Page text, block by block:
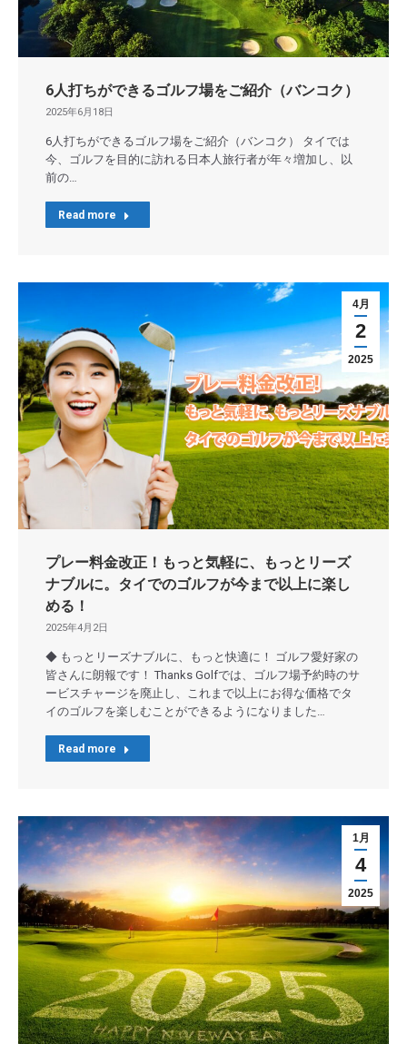
6人打ちができるゴルフ場をご紹介（バンコク）
2025年6月18日
6人打ちができるゴルフ場をご紹介（バンコク） タイでは
今、ゴルフを目的に訪れる日本人旅行者が年々増加し、以
前の…
Read more
4月
2
2025
プレー料金改正！もっと気軽に、もっとリーズ
ナブルに。タイでのゴルフが今まで以上に楽し
める！
2025年4月2日
◆ もっとリーズナブルに、もっと快適に！ ゴルフ愛好家の
皆さんに朗報です！ Thanks Golfでは、ゴルフ場予約時のサ
ービスチャージを廃止し、これまで以上にお得な価格でタ
イのゴルフを楽しむことができるようになりました…
Read more
1月
4
2025